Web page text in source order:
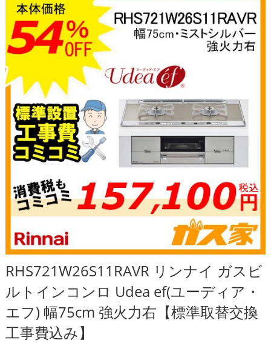
RHS721W26S11RAVR リンナイ ガスビ
ルトインコンロ Udea ef(ユーディア・
エフ) 幅75cm 強火力右【標準取替交換
工事費込み】